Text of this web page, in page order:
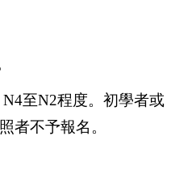
N4至N2程度。初學者或
者不予報名。